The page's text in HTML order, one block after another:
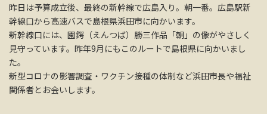
昨日は予算成立後、最終の新幹線で広島入り。朝一番。広島駅新
幹線口から高速バスで島根県浜田市に向かいます。
新幹線口には、園鍔（えんつば）勝三作品「朝」の像がやさしく
見守っています。昨年9月にもこのルートで島根県に向かいまし
た。
新型コロナの影響調査・ワクチン接種の体制など浜田市長や福祉
関係者とお会いします。